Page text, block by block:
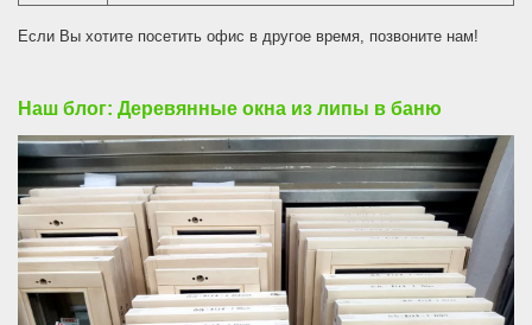
Если Вы хотите посетить офис в другое время, позвоните нам!
Наш блог: Деревянные окна из липы в баню